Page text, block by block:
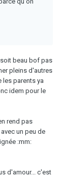
beau bof pas
pleins d'autres
les parents ya
idem pour le
rend pas
un peu de
:mm:
d'amour... c'est